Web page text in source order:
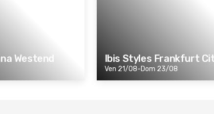
Westend Ibis Styles Frankfurt
Ven 21/08-Dom 23/08